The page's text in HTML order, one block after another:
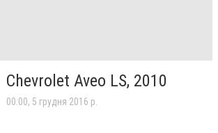
Chevrolet Aveo LS, 2010
00:00, 5 грудня 2016 р.